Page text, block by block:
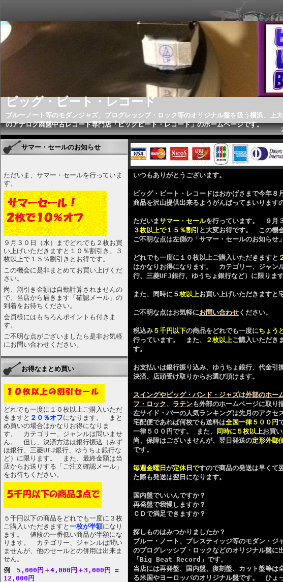
ビッグ・ビート・レコード
ブルーノート等のモダンジャズ、プログレッシブ・ロック等のオリジナル盤を扱う横浜、上
のアナログ廃盤中古レコード専門店「ビッグビート・レコード」のホームページです。
サマー・セールのお知らせ
ただいま、サマー・セールを行っていま
す。
９月３０日（水）までどれでも２枚お買
い上げいただきますと１０％割引き、３
枚以上で１５％割引きとお得です。
この機会に是非まとめてお買い上げくだ
さい。
尚、割引き金額は自動計算されませんの
で、当店から届きます「確認メール」の
到着をお待ちください。
会員様にはもちろんポイントも付きま
す。
ご不明な点がございましたら是非お気軽
にお問い合わせください。
お得なまとめ買い
どれでも一度に１０枚以上ご購入いただ
きますと ２０％オフになります。 まと
め買いの場合はかなりお得になりま
す。 カテゴリー、ジャンルは問いませ
ん。 但し、決済方法は銀行振込（みず
ほ銀行、三菱UFJ銀行、ゆうちょ銀行な
ど）に限ります。 また、最終金額は当
店からお送りする「ご注文確認メール」
をお待ちください。
５千円以下の商品をどれでも一度に３枚
ご購入いただきますと 一枚が半額になり
ます。 値段の一番低い商品が半額にな
ります。 カテゴリー、ジャンルは問い
ませんが、他のセールとの併用は出来ま
せん。
例
5,000円＋4,000円＋3,000円 =
12,000円
いつもありがとうございます。
ビッグ・ビート・レコードはおかげさまで今年
商品を沢山提供出来るようがんばってまいります
ただいまサマー・セールを行っています。 ９月
３枚以上で１５％割引 と大変お得です。 この機
ご不明な点は左側の「サマー・セールのお知らせ
どれでも一度に１０枚以上ご購入いただきますと
はかなりお得になります。 カテゴリー、ジャン
行、三菱UFJ銀行、ゆうちょ銀行など）に限ります
また、同時に ５枚以上お買い上げいただきますと
ご不明な点はお気軽にお問い合わせ ください。
税込み ５千円以下の商品をどれでも一度にちょう
行っています。 また、
２枚以上ご購入いただき
す。
お支払いは銀行振り込み、ゆうちょ銀行、代金
決済、店頭受け取りからお選び頂けます。
スイングやビッグ・バンド・ジャズは外部のホー
フ・ロック、 ラテンも外部のホームページに取り
左サイド・バーの人気ランキングは先月のアクセ
宅配便であれば何枚でも送料は全国一律５００円
一律５００円です。 また、
同時に５枚以上お買
尚、保障はございませんが、翌日発送の定形外郵
です。
毎週金曜日 が定休日ですので商品の発送は早くて
た際も発送は翌日になります。
国内盤でいいんですか？
再発盤で我慢しますか？
ＣＤで満足できますか？
探しものはみつかりましたか？
ブルー・ノート、プレスティッジ等のモダン
のプログレッシブ・ロックなどのオリジナル盤
「Big Beat Record」です。
当店には再発盤、国内盤、復刻盤、カット盤等
る米国やヨーロッパのオリジナル盤です。 ひ